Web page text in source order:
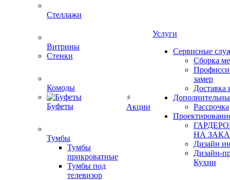
Стеллажи
Витрины
Стенки
Комоды
Буфеты
Тумбы
Тумбы
прикроватные
Тумбы под
телевизор
Акции
Услуги
Сервисные
Сборка
замер
Доставка
Рассрочка
НА
Дизайн
Дизайн-
Кухни